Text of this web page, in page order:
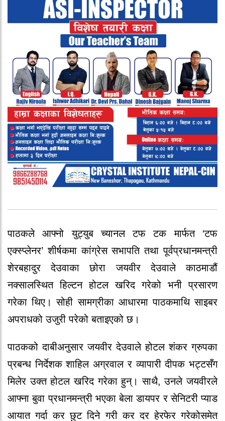
पाठकले आफ्नो युट्युब च्यानल टफ टक मार्फत ‘टफ
एक्स्प्लेनर’ शीर्षकमा कांग्रेस सभापति तथा पूर्वप्रधानमन्त्री
शेरबहादुर देउवाका छोरा जयवीर देउवाले काठमाडौं
नक्सालस्थित हिल्टन होटल खरिद गरेको भनी प्रसारण
गरेका थिए। सोही सामग्रीका आधारमा पाठकमाथि साइबर
अपराधको उजुरी परेको बताइएको छ।
पाठकको दाबीअनुसार जयवीर देउवाले होटल शंकर ग्रुपका
प्रबन्ध निर्देशक शाहिल अग्रवाल र व्यापारी दीपक भट्टसँग
मिलेर उक्त होटल खरिद गरेका हुन्। साथै, उनले जयवीरले
आफ्ना बुवा प्रधानमन्त्री भएका बेला डायपर र सेनिटरी प्याड
आयात गर्दा कर छुट दिने गरी कर दर हेरफेर गरेकोसमेत